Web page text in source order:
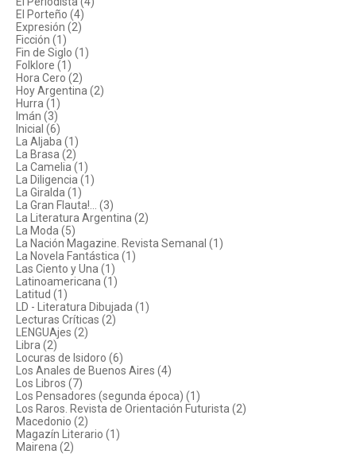
El Porteño (4)
Expresión (2)
Ficción (1)
Fin de Siglo (1)
Folklore (1)
Hora Cero (2)
Hoy Argentina (2)
Hurra (1)
Imán (3)
Inicial (6)
La Aljaba (1)
La Brasa (2)
La Camelia (1)
La Diligencia (1)
La Giralda (1)
La Gran Flauta!... (3)
La Literatura Argentina (2)
La Moda (5)
La Nación Magazine. Revista Semanal (1)
La Novela Fantástica (1)
Las Ciento y Una (1)
Latinoamericana (1)
Latitud (1)
LD - Literatura Dibujada (1)
Lecturas Críticas (2)
LENGUAjes (2)
Libra (2)
Locuras de Isidoro (6)
Los Anales de Buenos Aires (4)
Los Libros (7)
Los Pensadores (segunda época) (1)
Los Raros. Revista de Orientación Futurista (2)
Macedonio (2)
Magazín Literario (1)
Mairena (2)